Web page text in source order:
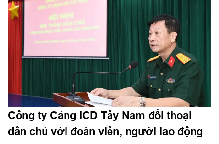
Công ty Cảng ICD Tây Nam đối thoại
dân chủ với đoàn viên, người lao động